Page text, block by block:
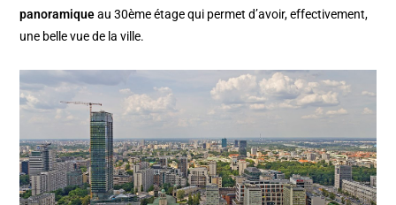
panoramiqueau 30ème étage qui permet d’avoir, effectivement,
une belle vue de la ville.